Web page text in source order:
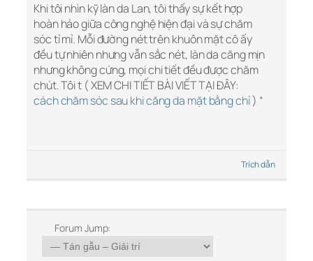
Khi tôi nhìn kỹ làn da Lan, tôi thấy sự kết hợp
hoàn hảo giữa công nghệ hiện đại và sự chăm
sóc tỉ mỉ. Mỗi đường nét trên khuôn mặt cô ấy
đều tự nhiên nhưng vẫn sắc nét, làn da căng mịn
nhưng không cứng, mọi chi tiết đều được chăm
chút. Tôi t ( XEM CHI TIẾT BÀI VIẾT TẠI ĐÂY:
cách chăm sóc sau khi căng da mặt bằng chỉ) “
Trích dẫn
Forum Jump: